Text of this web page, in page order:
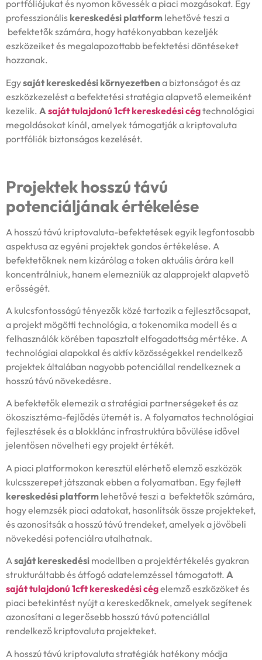
portfóliójukat és nyomon kövessék a piaci mozgásokat. Egy
professzionális kereskedési platform lehetővé teszi a
befektetők számára, hogy hatékonyabban kezeljék
eszközeiket és megalapozottabb befektetési döntéseket
hozzanak.
Egysaját kereskedési környezetbena biztonságot és az
eszközkezelést a befektetési stratégia alapvető elemeiként
kezelik. A saját tulajdonú 1cft kereskedési cégtechnológiai
megoldásokat kínál, amelyek támogatják a kriptovaluta
portfóliók biztonságos kezelését.
Projektek hosszú távú
potenciáljának értékelése
A hosszú távú kriptovaluta-befektetések egyik legfontosabb
aspektusa az egyéni projektek gondos értékelése. A
befektetőknek nem kizárólag a token aktuális árára kell
koncentrálniuk, hanem elemezniük az alapprojekt alapvető
erősségét.
A kulcsfontosságú tényezők közé tartozik a fejlesztőcsapat,
a projekt mögötti technológia, a tokenomika modell és a
felhasználók körében tapasztalt elfogadottság mértéke. A
technológiai alapokkal és aktív közösségekkel rendelkező
projektek általában nagyobb potenciállal rendelkeznek a
hosszú távú növekedésre.
A befektetők elemezik a stratégiai partnerségeket és az
ökoszisztéma-fejlődés ütemét is. A folyamatos technológiai
fejlesztések és a blokklánc infrastruktúra bővülése idővel
jelentősen növelheti egy projekt értékét.
A piaci platformokon keresztül elérhető elemző eszközök
kulcsszerepet játszanak ebben a folyamatban. Egy fejlett
kereskedési platform lehetővé teszi a befektetők számára,
hogy elemzsék piaci adatokat, hasonlítsák össze projekteket,
és azonosítsák a hosszú távú trendeket, amelyek a jövőbeli
növekedési potenciálra utalhatnak.
Asaját kereskedési modellben a projektértékelés gyakran
strukturáltabb és átfogó adatelemzéssel támogatott. A
saját tulajdonú 1cft kereskedési cégelemző eszközöket és
piaci betekintést nyújt a kereskedőknek, amelyek segítenek
azonosítani a legerősebb hosszú távú potenciállal
rendelkező kriptovaluta projekteket.
A hosszú távú kriptovaluta stratégiák hatékony módja